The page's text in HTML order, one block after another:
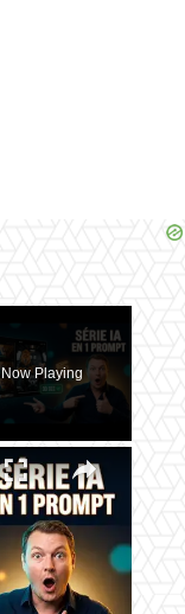
Now Playing